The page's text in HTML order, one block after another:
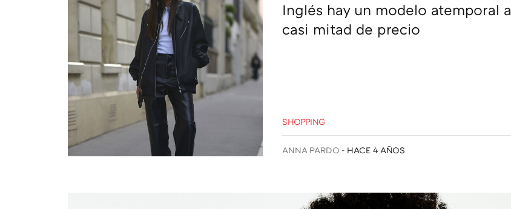
Inglés hay un modelo atemporal a
casi mitad de precio
SHOPPING
ANNA PARDO HACE 4 AÑOS